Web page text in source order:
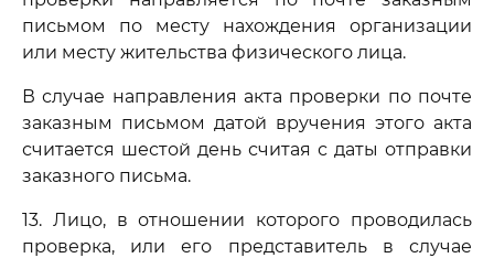
письмом по месту нахождения организации
или месту жительства физического лица.
В случае направления акта проверки по почте
заказным письмом датой вручения этого акта
считается шестой день считая с даты отправки
заказного письма.
13. Лицо, в отношении которого проводилась
проверка, или его представитель в случае